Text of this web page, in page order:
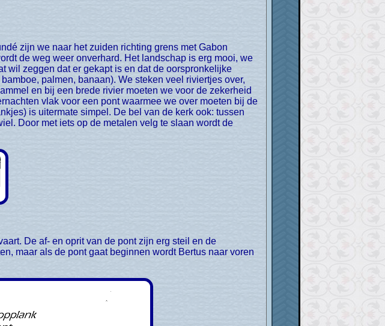
de weg weer onverhard. Het landschap is erg mooi, we
wil zeggen dat er gekapt is en dat de oorspronkelijke
palmen, banaan). We steken veel riviertjes over,
en bij een brede rivier moeten we voor de zekerheid
vlak voor een pont waarmee we over moeten bij de
is uitermate simpel. De bel van de kerk ook: tussen
Door met iets op de metalen velg te slaan wordt de
maar als de pont gaat beginnen wordt Bertus naar voren